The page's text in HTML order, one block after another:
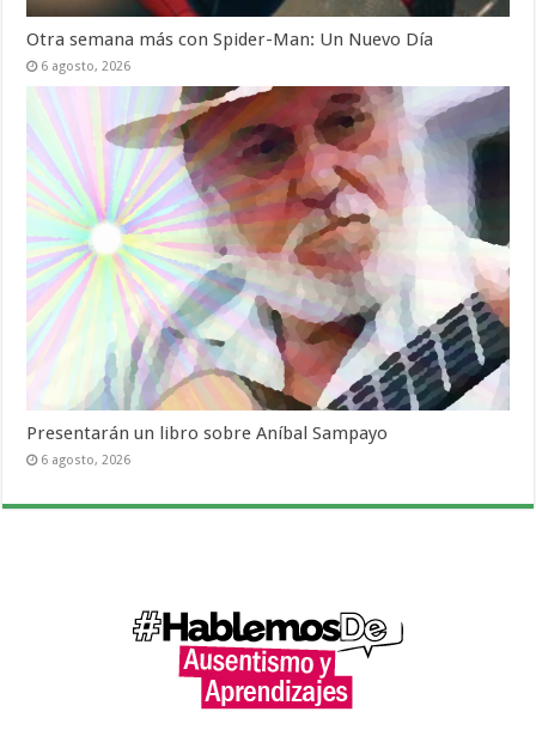
Otra semana más con Spider-Man: Un Nuevo Día
6 agosto, 2026
Presentarán un libro sobre Aníbal Sampayo
6 agosto, 2026